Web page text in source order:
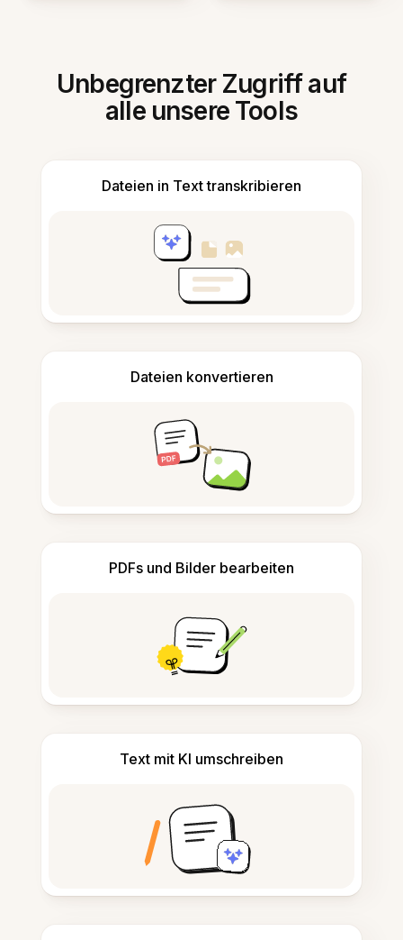
Unbegrenzter Zugriff auf
alle unsere Tools
Dateien in Text transkribieren
Dateien konvertieren
PDFs und Bilder bearbeiten
Text mit KI umschreiben